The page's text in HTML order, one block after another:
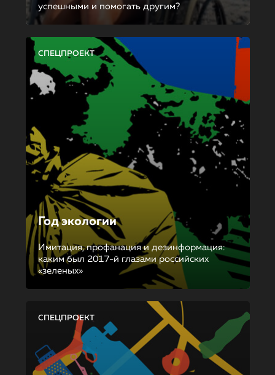
успешными и помогать другим?
СПЕЦПРОЕКТ
Год экологии
Имитация, профанация и дезинформация:
каким был 2017-й глазами российских
«зеленых»
СПЕЦПРОЕКТ